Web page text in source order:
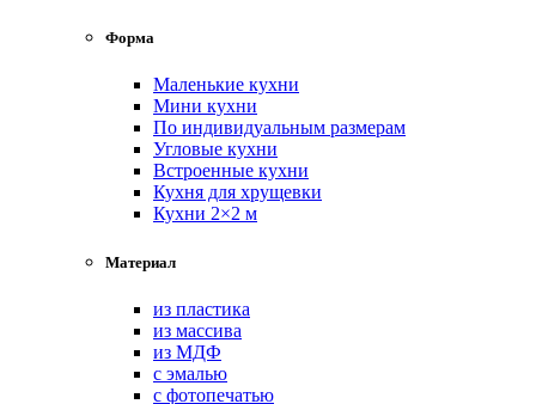
Форма
Маленькие кухни
Мини кухни
По индивидуальным размерам
Угловые кухни
Встроенные кухни
Кухня для хрущевки
Кухни 2×2 м
Материал
из пластика
из массива
из МДФ
с эмалью
с фотопечатью